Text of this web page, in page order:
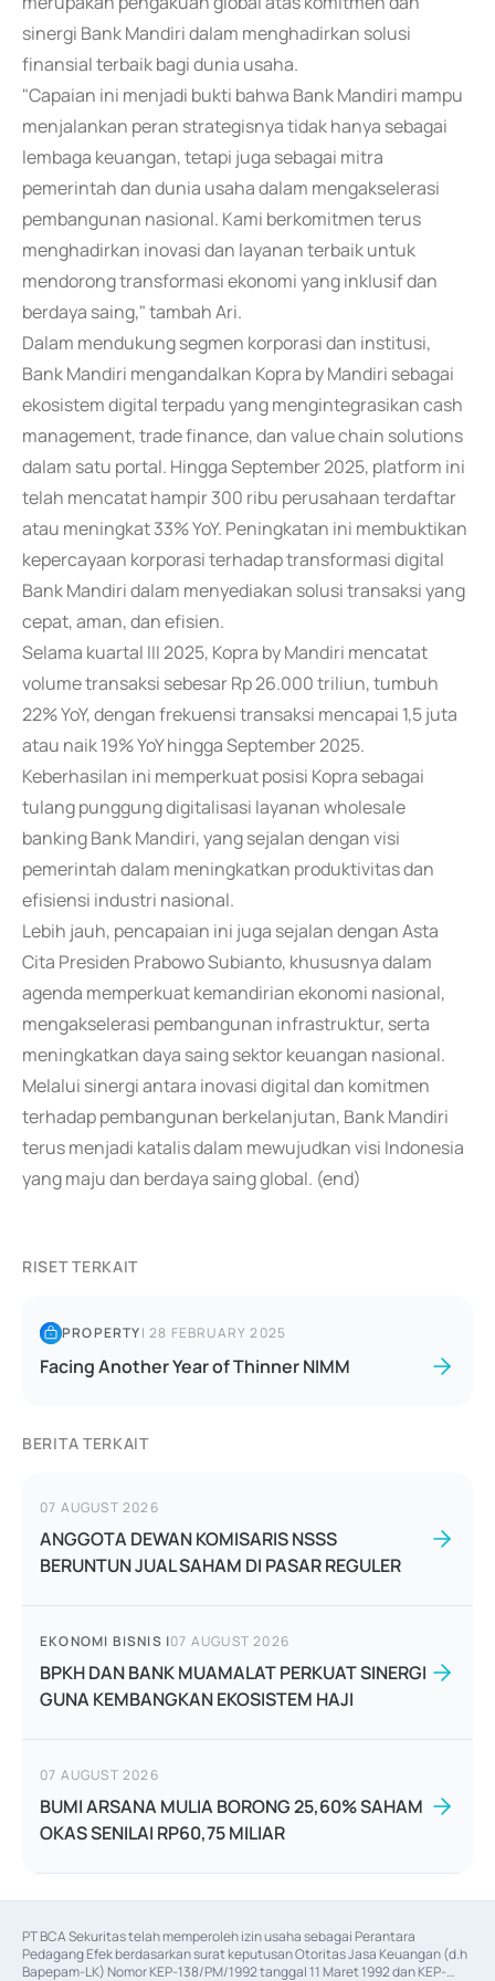
sinergi Bank Mandiri dalam menghadirkan solusi
finansial terbaik bagi dunia usaha.
"Capaian ini menjadi bukti bahwa Bank Mandiri mampu
menjalankan peran strategisnya tidak hanya sebagai
lembaga keuangan, tetapi juga sebagai mitra
pemerintah dan dunia usaha dalam mengakselerasi
pembangunan nasional. Kami berkomitmen terus
menghadirkan inovasi dan layanan terbaik untuk
mendorong transformasi ekonomi yang inklusif dan
berdaya saing," tambah Ari.
Dalam mendukung segmen korporasi dan institusi,
Bank Mandiri mengandalkan Kopra by Mandiri sebagai
ekosistem digital terpadu yang mengintegrasikan cash
management, trade finance, dan value chain solutions
dalam satu portal. Hingga September 2025, platform ini
telah mencatat hampir 300 ribu perusahaan terdaftar
atau meningkat 33% YoY. Peningkatan ini membuktikan
kepercayaan korporasi terhadap transformasi digital
Bank Mandiri dalam menyediakan solusi transaksi yang
cepat, aman, dan efisien.
Selama kuartal III 2025, Kopra by Mandiri mencatat
volume transaksi sebesar Rp 26.000 triliun, tumbuh
22% YoY, dengan frekuensi transaksi mencapai 1,5 juta
atau naik 19% YoY hingga September 2025.
Keberhasilan ini memperkuat posisi Kopra sebagai
tulang punggung digitalisasi layanan wholesale
banking Bank Mandiri, yang sejalan dengan visi
pemerintah dalam meningkatkan produktivitas dan
efisiensi industri nasional.
Lebih jauh, pencapaian ini juga sejalan dengan Asta
Cita Presiden Prabowo Subianto, khususnya dalam
agenda memperkuat kemandirian ekonomi nasional,
mengakselerasi pembangunan infrastruktur, serta
meningkatkan daya saing sektor keuangan nasional.
Melalui sinergi antara inovasi digital dan komitmen
terhadap pembangunan berkelanjutan, Bank Mandiri
terus menjadi katalis dalam mewujudkan visi Indonesia
yang maju dan berdaya saing global. (end)
RISET TERKAIT
PROPERTY|28 FEBRUARY 2025
Facing Another Year of Thinner NIMM
BERITA TERKAIT
07 AUGUST 2026
ANGGOTA DEWAN KOMISARIS NSSS
BERUNTUN JUAL SAHAM DI PASAR REGULER
EKONOMI BISNIS |07 AUGUST 2026
BPKH DAN BANK MUAMALAT PERKUAT SINERGI
GUNA KEMBANGKAN EKOSISTEM HAJI
07 AUGUST 2026
BUMI ARSANA MULIA BORONG 25,60% SAHAM
OKAS SENILAI RP60,75 MILIAR
PT BCA Sekuritas telah memperoleh izin usaha sebagai Perantara
Pedagang Efek berdasarkan surat keputusan Otoritas Jasa Keuangan (d.h
Bapepam-LK) Nomor KEP-138/PM/1992 tanggal 11 Maret 1992 dan KEP-